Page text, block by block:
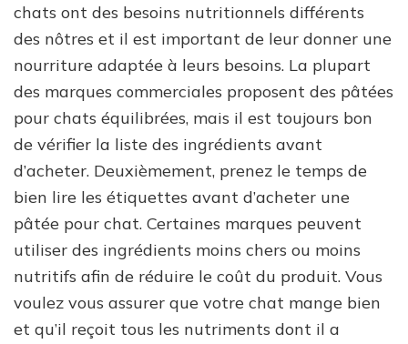
chats ont des besoins nutritionnels différents
des nôtres et il est important de leur donner une
nourriture adaptée à leurs besoins. La plupart
des marques commerciales proposent des pâtées
pour chats équilibrées, mais il est toujours bon
de vérifier la liste des ingrédients avant
d’acheter. Deuxièmement, prenez le temps de
bien lire les étiquettes avant d’acheter une
pâtée pour chat. Certaines marques peuvent
utiliser des ingrédients moins chers ou moins
nutritifs afin de réduire le coût du produit. Vous
voulez vous assurer que votre chat mange bien
et qu’il reçoit tous les nutriments dont il a